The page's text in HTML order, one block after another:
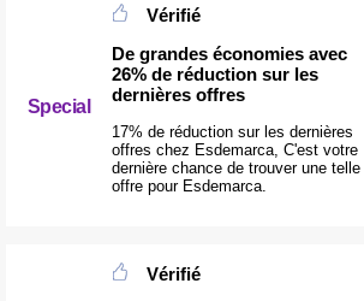
Special
Vérifié
De grandes économies avec
26% de réduction sur les
dernières offres
17% de réduction sur les dernières
offres chez Esdemarca, C'est votre
dernière chance de trouver une telle
offre pour Esdemarca.
Vérifié